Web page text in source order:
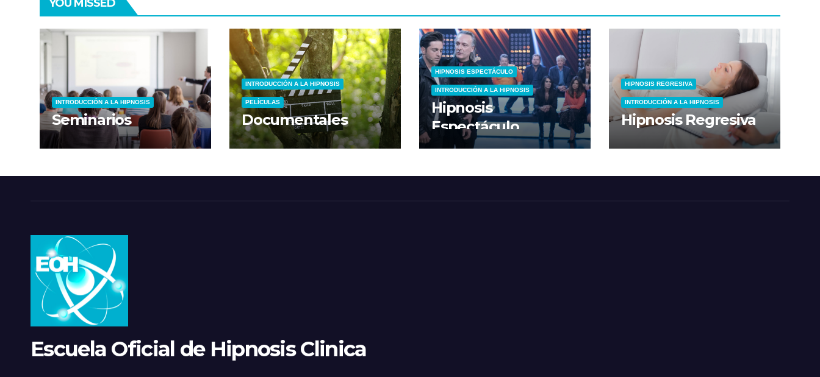
YOU MISSED
INTRODUCCIÓN A LA HIPNOSIS
Seminarios
INTRODUCCIÓN A LA HIPNOSIS
PELÍCULAS
Documentales
HIPNOSIS ESPECTÁCULO
INTRODUCCIÓN A LA HIPNOSIS
Hipnosis
Espectáculo
HIPNOSIS REGRESIVA
INTRODUCCIÓN A LA HIPNOSIS
Hipnosis Regresiva
Escuela Oficial de Hipnosis Clinica